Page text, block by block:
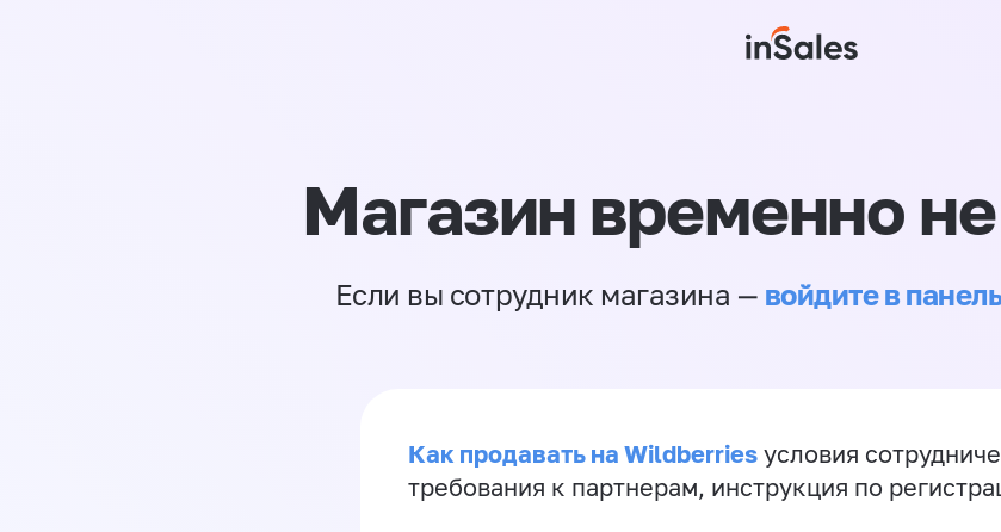
Магазин временно
Если вы сотрудник магазина — войдите в
Как продавать на Wildberries условия
требования к партнерам, инструкция по